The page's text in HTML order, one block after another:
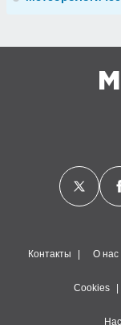
Контакты О нас
Cookies